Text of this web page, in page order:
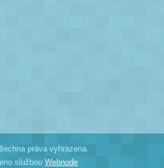
práva vyhrazena.
službou Webnode